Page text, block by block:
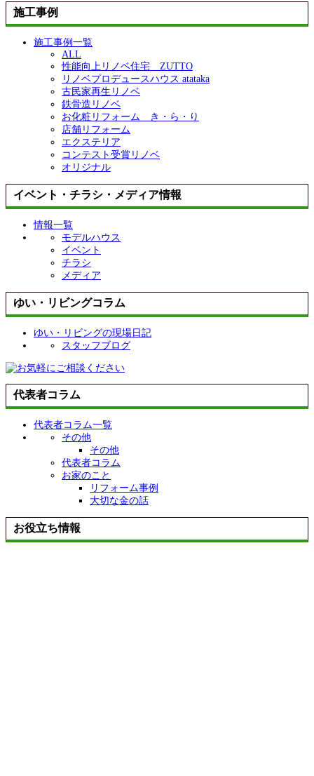
施工事例
施工事例一覧
ALL
性能向上リノベ住宅 ZUTTO
リノベプロデュースハウス atataka
古民家再生リノベ
鉄骨造リノベ
お化粧リフォーム き・ら・り
店舗リフォーム
エクステリア
コンテスト受賞リノベ
オリジナル
イベント・チラシ・メディア情報
情報一覧
モデルハウス
イベント
チラシ
メディア
ゆい・リビングコラム
ゆい・リビングの現場日記
スタッフブログ
代表者コラム
代表者コラム一覧
その他
その他
代表者コラム
お家のこと
リフォーム事例
大切な金の話
お役立ち情報